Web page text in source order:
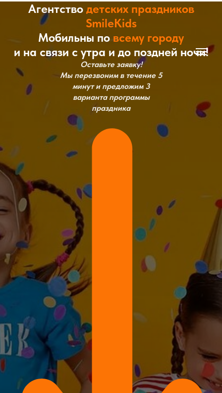
Агентство детских праздников
SmileKids
Мобильны по всему городу
и на связи с утра и до поздней ночи!
Оставьте заявку!
Мы перезвоним в течение 5
минут и предложим 3
варианта программы
праздника